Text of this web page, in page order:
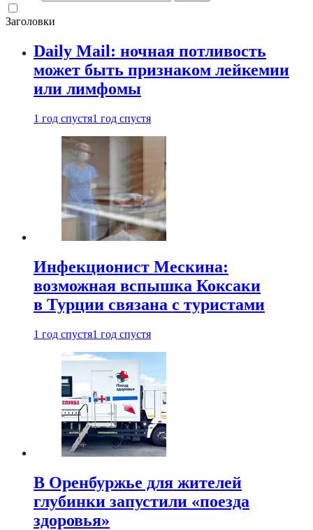
Заголовки
Daily Mail: ночная потливость
может быть признаком лейкемии
или лимфомы
1 год спустя1 год спустя
Инфекционист Мескина:
возможная вспышка Коксаки
в Турции связана с туристами
1 год спустя1 год спустя
В Оренбуржье для жителей
глубинки запустили «поезда
здоровья»